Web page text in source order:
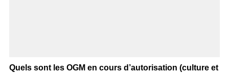
Quels sont les OGM en cours d’autorisation (culture et